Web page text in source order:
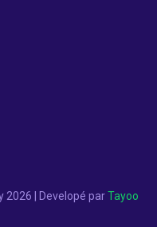
2026 | Developé parTayoo